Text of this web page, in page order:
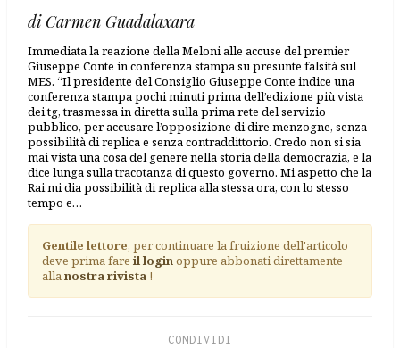
di Carmen Guadalaxara
Immediata la reazione della Meloni alle accuse del premier
Giuseppe Conte in conferenza stampa su presunte falsità sul
MES. “Il presidente del Consiglio Giuseppe Conte indice una
conferenza stampa pochi minuti prima dell’edizione più vista
dei tg, trasmessa in diretta sulla prima rete del servizio
pubblico, per accusare l’opposizione di dire menzogne, senza
possibilità di replica e senza contraddittorio. Credo non si sia
mai vista una cosa del genere nella storia della democrazia, e la
dice lunga sulla tracotanza di questo governo. Mi aspetto che la
Rai mi dia possibilità di replica alla stessa ora, con lo stesso
tempo e…
Gentile lettore, per continuare la fruizione dell'articolo
deve prima fare il loginoppure abbonati direttamente
allanostra rivista !
CONDIVIDI